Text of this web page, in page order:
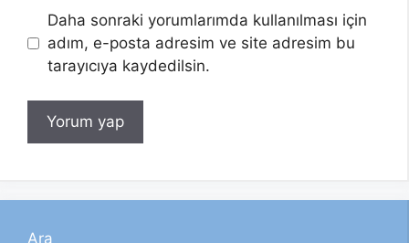
Daha sonraki yorumlarımda kullanılması için
adım, e-posta adresim ve site adresim bu
tarayıcıya kaydedilsin.
Ara